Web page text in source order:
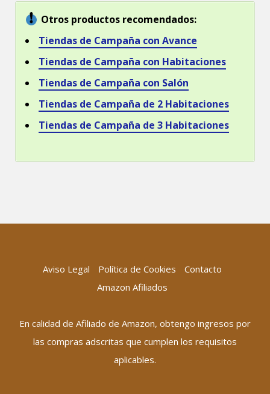
Otros productos recomendados:
Tiendas de Campaña con Avance
Tiendas de Campaña con Habitaciones
Tiendas de Campaña con Salón
Tiendas de Campaña de 2 Habitaciones
Tiendas de Campaña de 3 Habitaciones
Aviso Legal Política de Cookies
Contacto
Amazon Afiliados
En calidad de Afiliado de Amazon, obtengo ingresos por
las compras adscritas que cumplen los requisitos
aplicables.